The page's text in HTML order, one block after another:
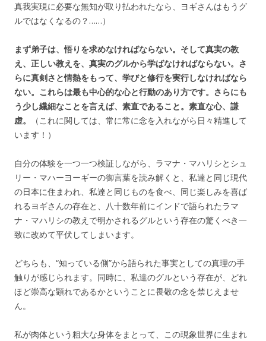
真我実現に必要な無知が取り払われたなら、ヨギさんはもうグ
ルではなくなるの？……）
まず弟子は、悟りを求めなければならない。そして真実の教
え、正しい教えを、真実のグルから学ばなければならない。さ
らに真剣さと情熱をもって、学びと修行を実行しなければなら
ない。これらは最も中心的な心と行動のあり方です。 さらにも
う少し繊細なことを言えば、素直であること。素直な心、謙
虚。
（これに関しては、常に常に念を入れながら日々精進して
います！）
自分の体験を一つ一つ検証しながら、ラマナ・マハリシとシュ
リー・マハーヨーギーの御言葉を読み解くと、私達と同じ現代
の日本に住まわれ、私達と同じものを食べ、同じ楽しみを喜ば
れるヨギさんの存在と、八十数年前にインドで語られたラマ
ナ・マハリシの教えで明かされるグルという存在の驚くべき一
致に改めて平伏してしまいます。
どちらも、“知っている側”から語られた事実としての真理の手
触りが感じられます。同時に、私達のグルという存在が、どれ
ほど崇高な顕れであるかということに畏敬の念を禁じえませ
ん。
私が肉体という粗大な身体をまとって、この現象世界に生まれ